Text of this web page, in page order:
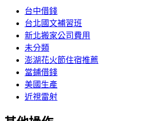
台中借錢
台北國文補習班
新北搬家公司費用
未分類
澎湖花火節住宿推薦
當鋪借錢
美國生產
近視雷射